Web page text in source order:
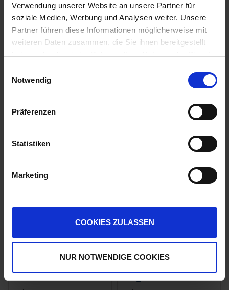
Verwendung unserer Website an unsere Partner für
soziale Medien, Werbung und Analysen weiter. Unsere
Partner führen diese Informationen möglicherweise mit
weiteren Daten zusammen, die Sie ihnen bereitgestellt
haben oder die sie im Rahmen Ihrer Nutzung der Dienste
Notwendig
Präferenzen
Statistiken
Marketing
COOKIES ZULASSEN
NUR NOTWENDIGE COOKIES
Roundup Rekord
14,56 € / kg
ZUM PRODUKT
Roundup Future
Barclay Gallup
Biograde 450